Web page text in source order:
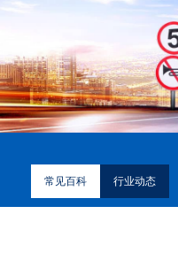
常见百科 行业动态